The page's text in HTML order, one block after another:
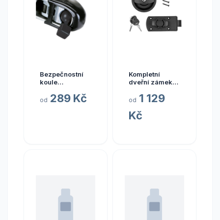
Bezpečnostní
koule
Safety Ball
od 289 Kč
Kompletní
dveřní zámek
Favorit 2001,
od 1 129
Kč